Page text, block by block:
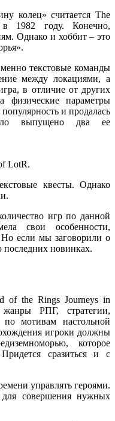
колец» считается The
1982 году. Конечно,
Однако и хоббит – это
текстовые команды
между локациями, а
в отличие от других
параметры
и продалась
выпущено два ее
LotR.
квесты. Однако
игр по данной
свои особенности,
если мы заговорили о
последних новинках.
of the Rings Journeys in
жанры РПГ, стратегии,
мотивам настольной
игроки должны
которое
сразиться и с
управлять героями.
для совершения нужных